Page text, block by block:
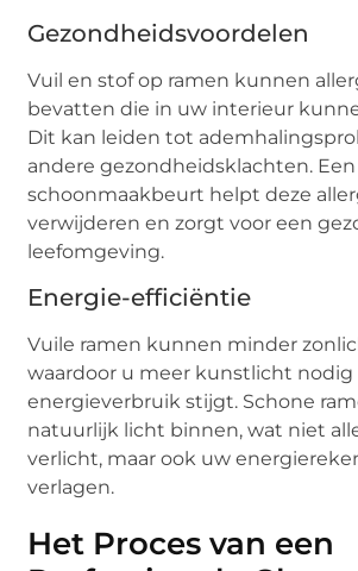
Gezondheidsvoordelen
Vuil en stof op ramen kunnen
bevatten die in uw interieur
Dit kan leiden tot
andere gezondheidsklachten.
schoonmaakbeurt helpt deze
verwijderen en zorgt voor een
leefomgeving.
Energie-efficiëntie
Vuile ramen kunnen minder
waardoor u meer kunstlicht
energieverbruik stijgt. Schone
natuurlijk licht binnen, wat niet
verlicht, maar ook uw
verlagen.
Het Proces van een